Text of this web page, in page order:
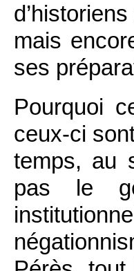
mais
ses
Pourquoi
ceux-ci
temps, au
pas le